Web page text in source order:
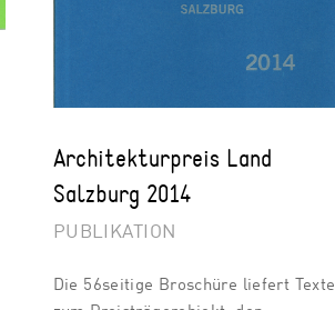
Architekturpreis Land
Salzburg 2014
PUBLIKATION
Die 56seitige Broschüre liefert Texte